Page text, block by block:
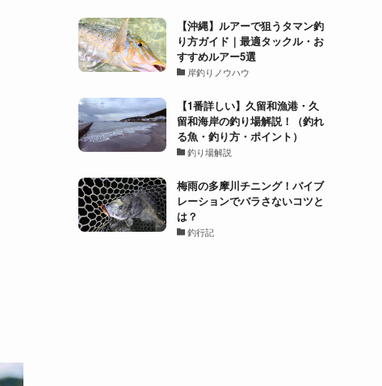
【沖縄】ルアーで狙うタマン釣
り方ガイド｜最適タックル・お
すすめルアー5選
岸釣りノウハウ
【1番詳しい】久留和漁港・久
留和海岸の釣り場解説！（釣れ
る魚・釣り方・ポイント）
釣り場解説
梅雨の多摩川チニング！バイブ
レーションでバラさないコツと
は？
釣行記